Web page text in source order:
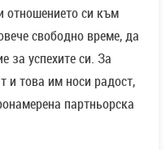
отношението си към
свободно време, да
за успехите си. За
и това им носи радост,
партньорска